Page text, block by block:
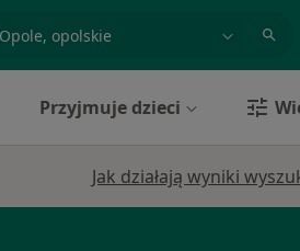
Przyjmuje dzieci
Jak działają wyniki